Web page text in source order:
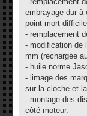
embrayage dur
point mort
- remplacement
- modification de
mm (rechargée
- huile norme
- limage des
sur la cloche et
- montage des
côté moteur.